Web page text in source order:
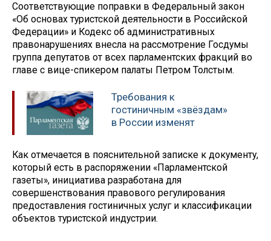
Соответствующие поправки в Федеральный закон
«Об основах туристской деятельности в Российской
Федерации» и Кодекс об административных
правонарушениях внесла на рассмотрение Госдумы
группа депутатов от всех парламентских фракций во
главе с вице-спикером палаты Петром Толстым.
Требования к
гостиничным «звёздам»
в России изменят
Как отмечается в пояснительной записке к документу,
который есть в распоряжении «Парламентской
газеты», инициатива разработана для
совершенствования правового регулирования
предоставления гостиничных услуг и классификации
объектов туристской индустрии.